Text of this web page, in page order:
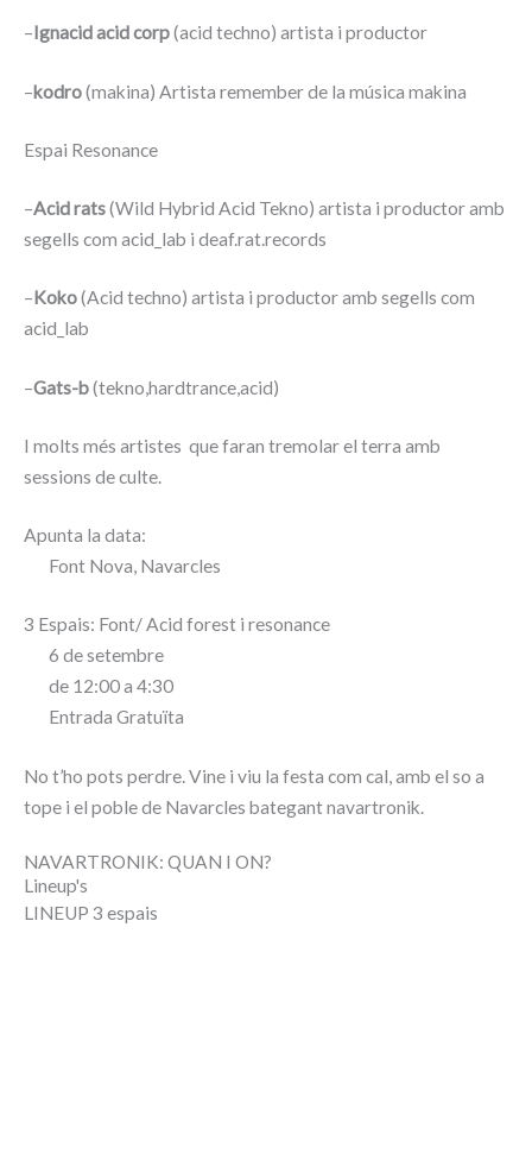
–Ignacid acid corp(acid techno) artista i productor
–kodro(makina) Artista remember de la música makina
Espai Resonance
–Acid rats(Wild Hybrid Acid Tekno) artista i productor amb
segells com acid_lab i deaf.rat.records
–Koko(Acid techno) artista i productor amb segells com
acid_lab
–Gats-b(tekno,hardtrance,acid)
I molts més artistes que faran tremolar el terra amb
sessions de culte.
Apunta la data:
Font Nova, Navarcles
3 Espais: Font/ Acid forest i resonance
6 de setembre
de 12:00 a 4:30
Entrada Gratuïta
No t’ho pots perdre. Vine i viu la festa com cal, amb el so a
tope i el poble de Navarcles bategant navartronik.
NAVARTRONIK: QUAN I ON?
Lineup's
LINEUP 3 espais